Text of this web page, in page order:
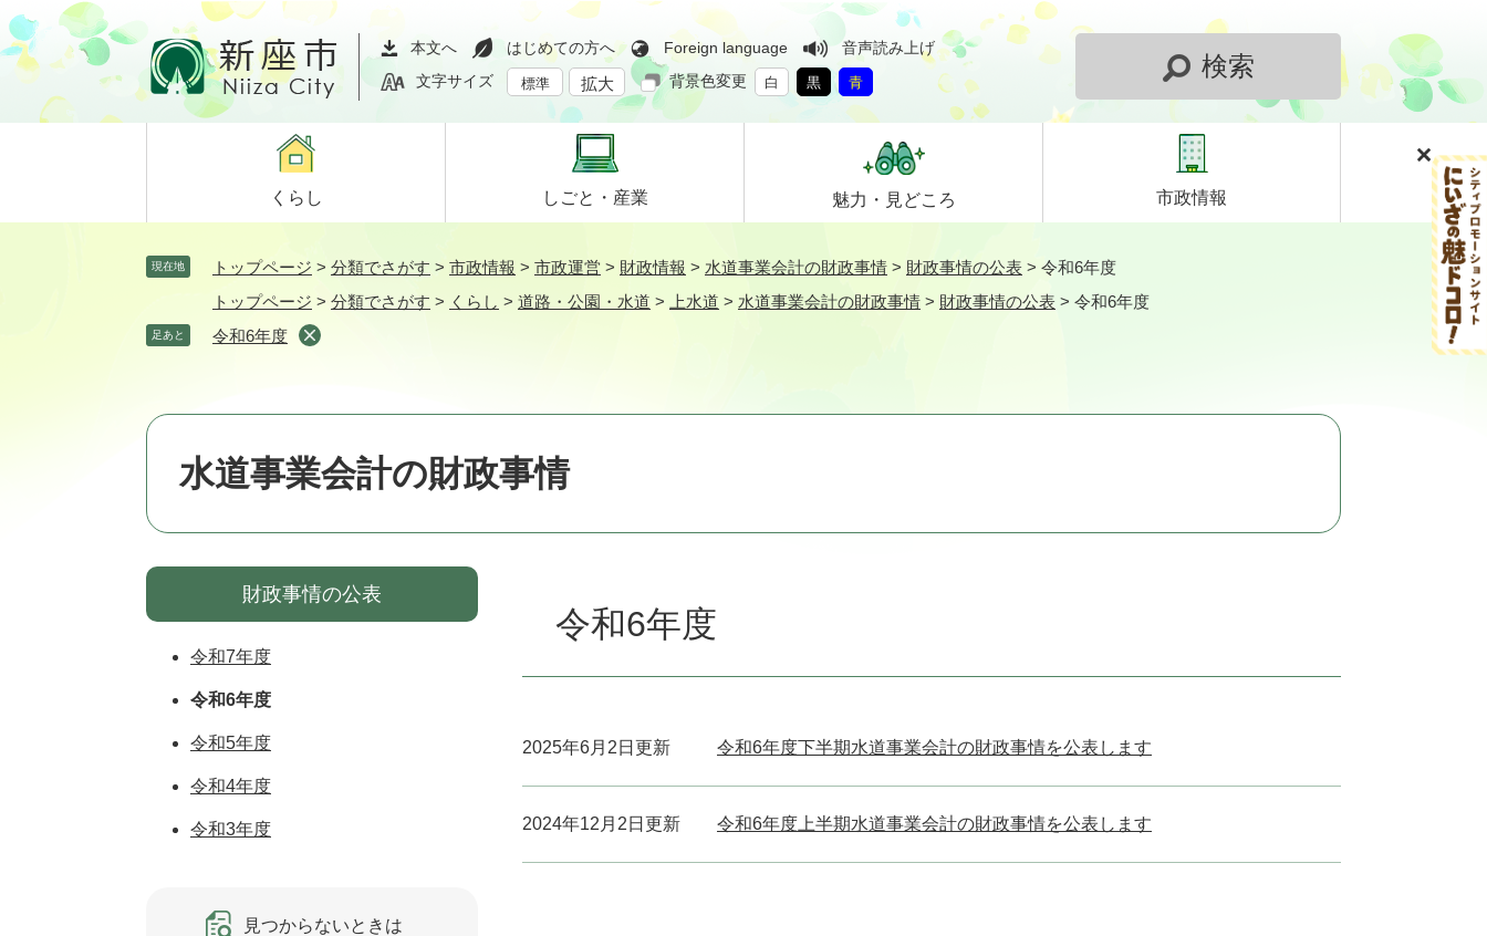
ペ
ー
ジ
メ
ニ
ュ
て
本文へ はじめての方へ Foreign language
音声読み上げ
文字サイズ
標準 拡大 背景色変更 白 黒 青
検索
くらし しごと・ 産業 魅力・ 見どころ 市政情報
現在地 トップページ > 分類でさがす > 市政情報 > 市政運営 > 財政情報 > 水道事業会計の財政事情 > 財政事情の公表 > 令和6年度
トップページ > 分類でさがす > くらし > 道路・公園・水道 > 上水道 > 水道事業会計の財政事情 > 財政事情の公表 > 令和6年度
足あと 令和6年度
水道事業会計の財政事情
令和6年度
2025年6月2日更新 令和6年度下半期水道事業会計の財政事情を公表します
2024年12月2日更新 令和6年度上半期水道事業会計の財政事情を公表します
財政事情の公表
令和7年度
令和6年度
令和5年度
令和4年度
令和3年度
見つからないときは